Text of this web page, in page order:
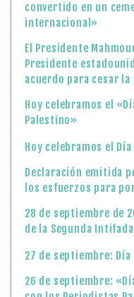
convertido en un
internacional»
El Presidente
Presidente
acuerdo para cesar la
Hoy celebramos el
Palestino»
Hoy celebramos el
Declaración emitida
los esfuerzos para
28 de septiembre de
de la Segunda Intifada
27 de septiembre:
26 de septiembre: